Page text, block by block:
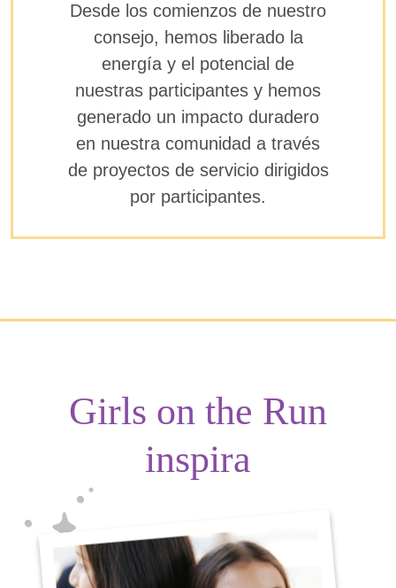
Desde los comienzos de nuestro
consejo, hemos liberado la
energía y el potencial de
nuestras participantes y hemos
generado un impacto duradero
en nuestra comunidad a través
de proyectos de servicio dirigidos
por participantes.
Girls on the Run
inspira